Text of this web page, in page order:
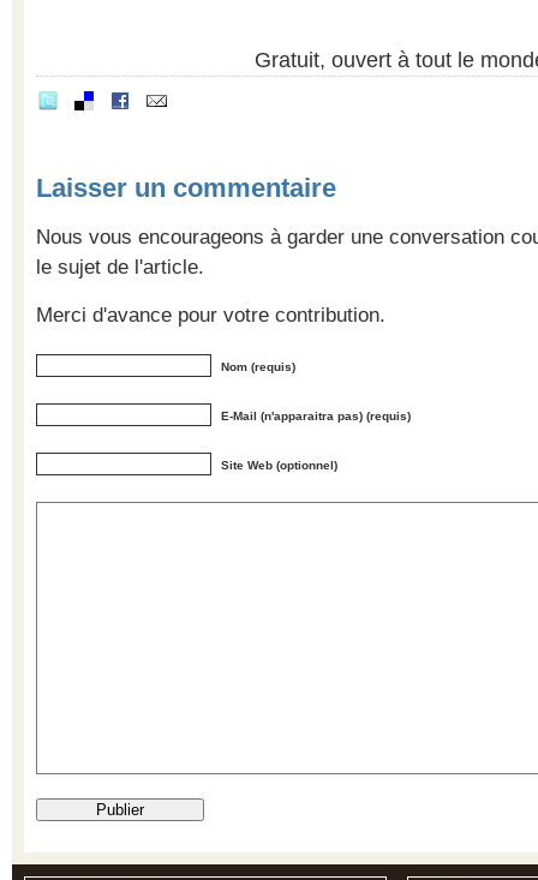
Gratuit, ouvert à tout le
Laisser un commentaire
Nous vous encourageons à garder une conversation
le sujet de l'article.
Merci d'avance pour votre contribution.
Nom (requis)
E-Mail (n'apparaitra pas) (requis)
Site Web (optionnel)